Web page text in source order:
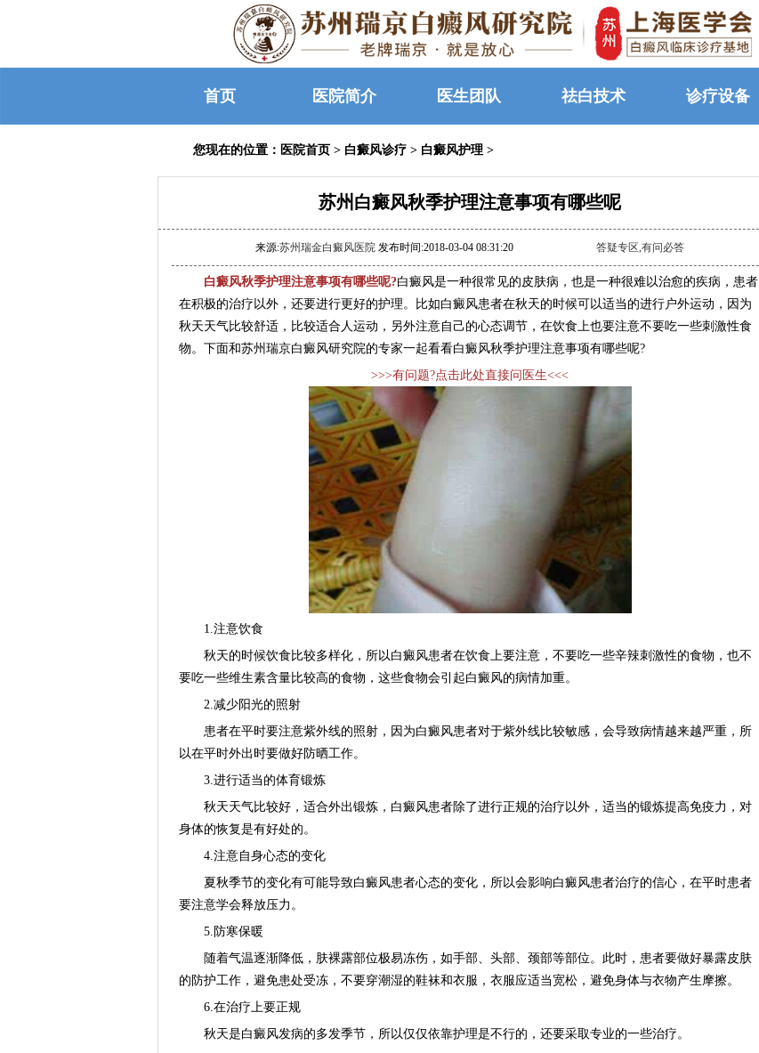
首页 医院简介 医生团队 祛白技术 诊疗设备
您现在的位置： 医院首页 > 白癜风诊疗 > 白癜风护理 >
苏州白癜风秋季护理注意事项有哪些呢
来源:苏州瑞金白癜风医院 发布时间:2018-03-04 08:31:20 答疑专区,有问必答
白癜风秋季护理注意事项有哪些呢?白癜风是一种很常见的皮肤病，也是一种很难以治愈的疾病，患者
在积极的治疗以外，还要进行更好的护理。比如白癜风患者在秋天的时候可以适当的进行户外运动，因为
秋天天气比较舒适，比较适合人运动，另外注意自己的心态调节，在饮食上也要注意不要吃一些刺激性食
物。下面和苏州瑞京白癜风研究院的专家一起看看白癜风秋季护理注意事项有哪些呢?
>>>有问题?点击此处直接问医生<<<
1.注意饮食
秋天的时候饮食比较多样化，所以白癜风患者在饮食上要注意，不要吃一些辛辣刺激性的食物，也不
要吃一些维生素含量比较高的食物，这些食物会引起白癜风的病情加重。
2.减少阳光的照射
患者在平时要注意紫外线的照射，因为白癜风患者对于紫外线比较敏感，会导致病情越来越严重，所
以在平时外出时要做好防晒工作。
3.进行适当的体育锻炼
秋天天气比较好，适合外出锻炼，白癜风患者除了进行正规的治疗以外，适当的锻炼提高免疫力，对
身体的恢复是有好处的。
4.注意自身心态的变化
夏秋季节的变化有可能导致白癜风患者心态的变化，所以会影响白癜风患者治疗的信心，在平时患者
要注意学会释放压力。
5.防寒保暖
随着气温逐渐降低，肤裸露部位极易冻伤，如手部、头部、颈部等部位。此时，患者要做好暴露皮肤
的防护工作，避免患处受冻，不要穿潮湿的鞋袜和衣服，衣服应适当宽松，避免身体与衣物产生摩擦。
6.在治疗上要正规
秋天是白癜风发病的多发季节，所以仅仅依靠护理是不行的，还要采取专业的一些治疗。